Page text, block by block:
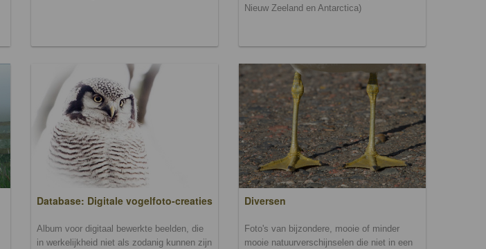
Nieuw Zeeland en Antarctica)
Database: Digitale vogelfoto-creaties
Album voor digitaal bewerkte beelden, die
in werkelijkheid niet als zodanig kunnen zijn
Diversen
Foto's van bijzondere, mooie of minder
mooie natuurverschijnselen die niet in een